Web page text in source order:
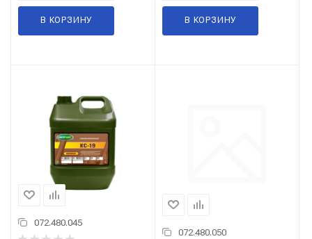
В КОРЗИНУ В КОРЗИНУ
072.480.045
072.480.050